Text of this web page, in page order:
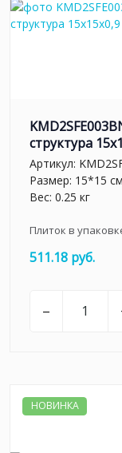
структура
Артикул:
Размер: 15*15 см
Вес: 0.25 кг
Плиток в
511.18 руб.
–
НОВИНКА